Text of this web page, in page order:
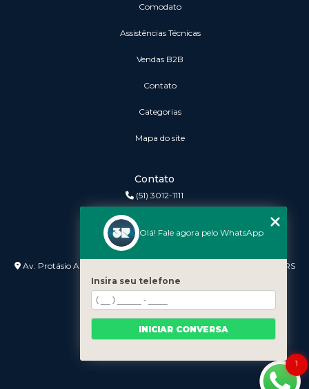
Comodato
Assistências Técnicas
vendas B2B
Contato
Categorias
Mapa do site
Contato
(51) 3012-1111
Endereço
Av. Protásio Alves nº 3240 Lojas 7 e 8 - Petrópolis - Porto Alegre - RS
- 90410-007
1
Olá! Fale agora pelo WhatsApp
Insira seu telefone
INICIAR CONVERSA